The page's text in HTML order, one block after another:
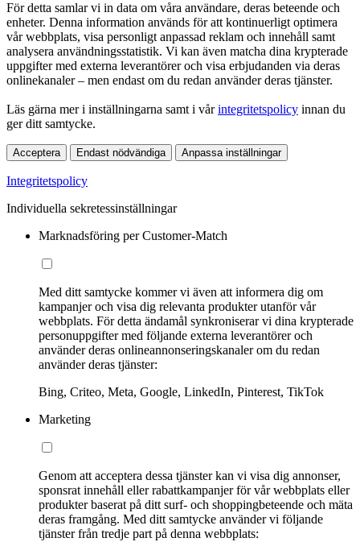
För detta samlar vi in data om våra användare, deras beteende och
enheter. Denna information används för att kontinuerligt optimera
vår webbplats, visa personligt anpassad reklam och innehåll samt
analysera användningsstatistik. Vi kan även matcha dina krypterade
uppgifter med externa leverantörer och visa erbjudanden via deras
onlinekanaler – men endast om du redan använder deras tjänster.
Läs gärna mer i inställningarna samt i vårintegritetspolicy innan du
ger ditt samtycke.
Acceptera Endast nödvändiga Anpassa inställningar
Integritetspolicy
Individuella sekretessinställningar
Marknadsföring per Customer-Match
Med ditt samtycke kommer vi även att informera dig om
kampanjer och visa dig relevanta produkter utanför vår
webbplats. För detta ändamål synkroniserar vi dina krypterade
personuppgifter med följande externa leverantörer och
använder deras onlineannonseringskanaler om du redan
använder deras tjänster:
Bing, Criteo, Meta, Google, LinkedIn, Pinterest, TikTok
Marketing
Genom att acceptera dessa tjänster kan vi visa dig annonser,
sponsrat innehåll eller rabattkampanjer för vår webbplats eller
produkter baserat på ditt surf- och shoppingbeteende och mäta
deras framgång. Med ditt samtycke använder vi följande
tjänster från tredje part på denna webbplats: